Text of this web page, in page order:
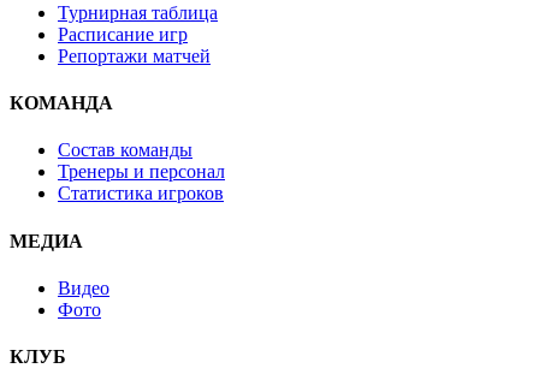
Турнирная таблица
Расписание игр
Репортажи матчей
КОМАНДА
Состав команды
Тренеры и персонал
Статистика игроков
МЕДИА
Видео
Фото
КЛУБ